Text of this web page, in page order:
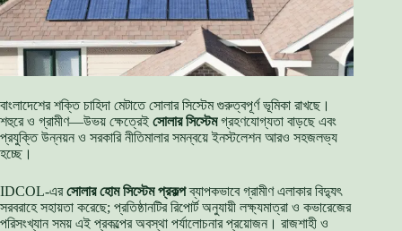
বাংলাদেশের শক্তি চাহিদা মেটাতে সোলার সিস্টেম গুরুত্বপূর্ণ ভূমিকা রাখছে।
শহুরে ও গ্রামীণ—উভয় ক্ষেত্রেই সোলার সিস্টেমগ্রহণযোগ্যতা বাড়ছে এবং
প্রযুক্তি উন্নয়ন ও সরকারি নীতিমালার সমন্বয়ে ইনস্টলেশন আরও সহজলভ্য
হচ্ছে।
IDCOL-এরসোলার হোম সিস্টেম প্রকল্পব্যাপকভাবে গ্রামীণ এলাকার বিদ্যুৎ
সরবরাহে সহায়তা করেছে; প্রতিষ্ঠানটির রিপোর্ট অনুযায়ী লক্ষ্যমাত্রা ও কভারেজের
পরিসংখ্যান সময় এই প্রকল্পের অবস্থা পর্যালোচনার প্রয়োজন। রাজশাহী ও